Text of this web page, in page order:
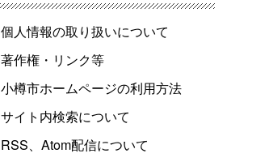
個人情報の取り扱いについて
著作権・リンク等
小樽市ホームページの利用方法
サイト内検索について
RSS、Atom配信について